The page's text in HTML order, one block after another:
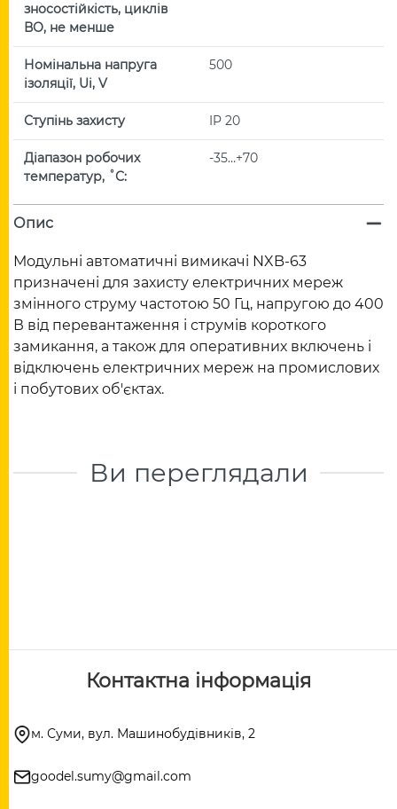
зносостійкість, циклів
ВО, не менше
Номінальна напруга
ізоляції, Ui, V
500
Ступінь захисту IP 20
Діапазон робочих
температур, ˚С:
-35…+70
Опис
Модульні автоматичні вимикачі NXB-63
призначені для захисту електричних мереж
змінного струму частотою 50 Гц, напругою до 400
В від перевантаження і струмів короткого
замикання, а також для оперативних включень і
відключень електричних мереж на промислових
і побутових об'єктах.
Ви переглядали
Контактна інформація
м. Суми, вул. Машинобудівників, 2
goodel.sumy@gmail.com